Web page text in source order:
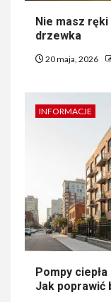
Nie masz
drzewka
20 maja, 2026
INFORMACJE
Pompy
Jak poprawić